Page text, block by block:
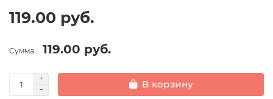
119.00 руб.
Сумма: 119.00 руб.
В корзину